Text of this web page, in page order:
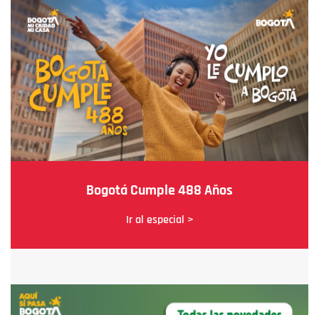
Bogotá Cumple 488 Años
Ir al especial >